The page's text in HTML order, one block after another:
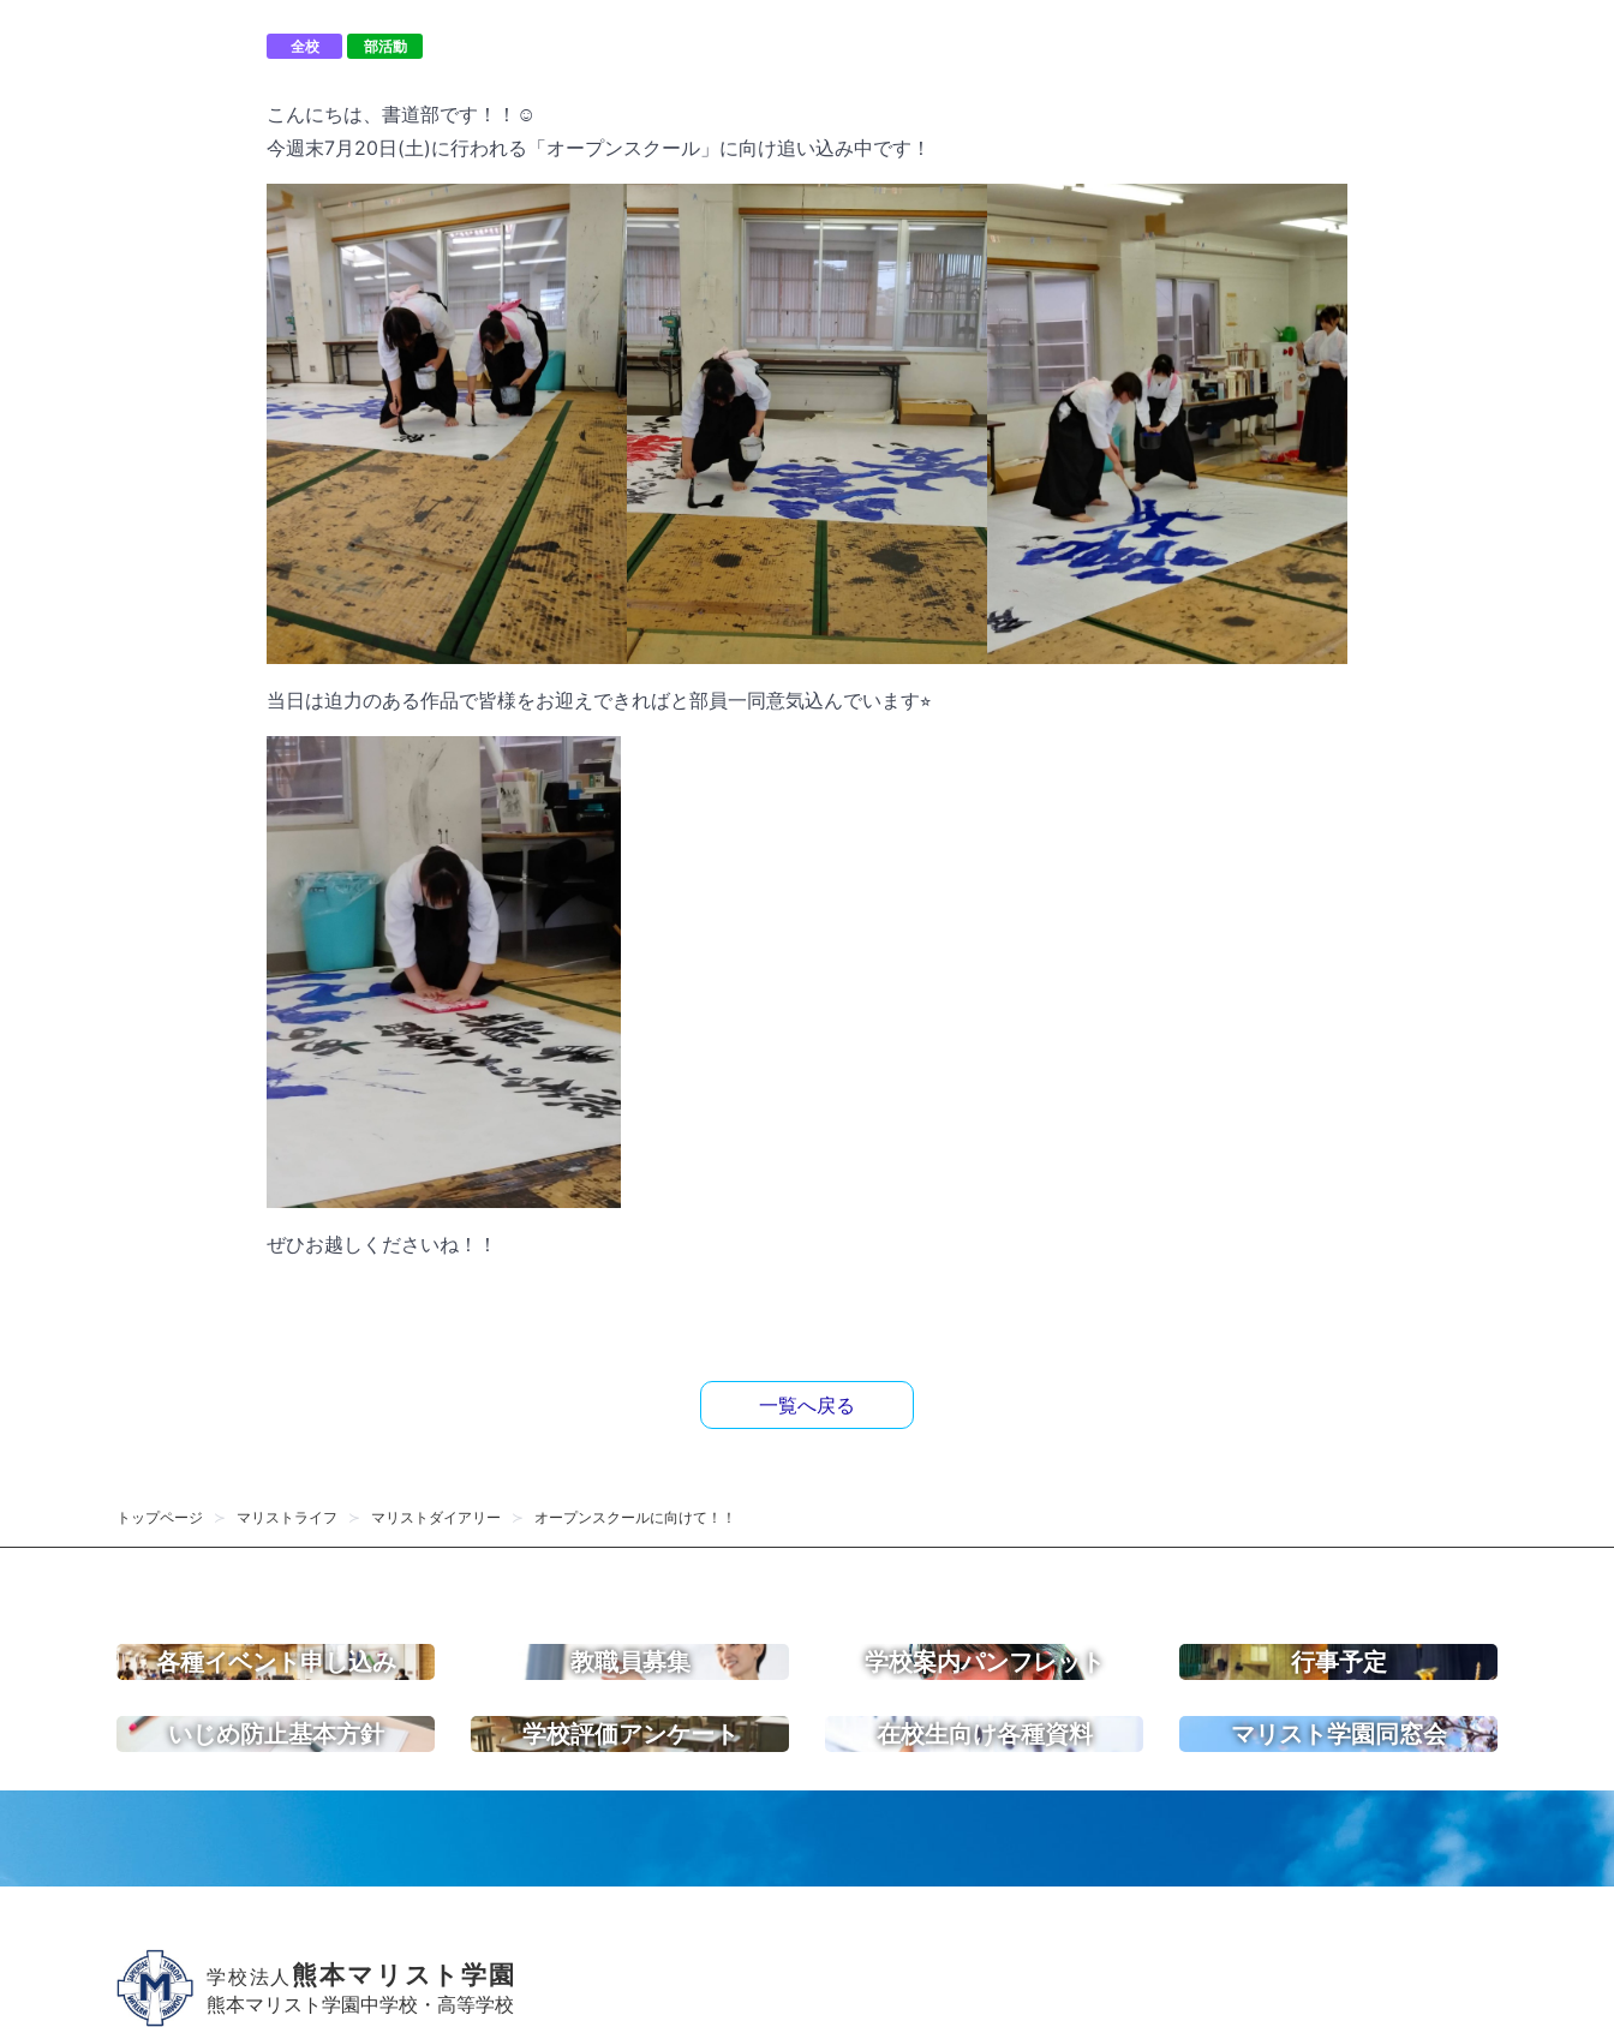
全校 部活動
こんにちは、書道部です！！☺︎
今週末7月20日(土)に行われる「オープンスクール」に向け追い込み中です！
当日は迫力のある作品で皆様をお迎えできればと部員一同意気込んでいます⭐︎
ぜひお越しくださいね！！
一覧へ戻る
トップページ マリストライフ マリストダイアリー オープンスクールに向けて！！
各種イベント申し込み 教職員募集 学校案内パンフレット 行事予定
いじめ防止基本方針 学校評価アンケート 在校生向け各種資料 マリスト学園同窓会
学校法人 熊本マリスト学園
熊本マリスト学園中学校・高等学校